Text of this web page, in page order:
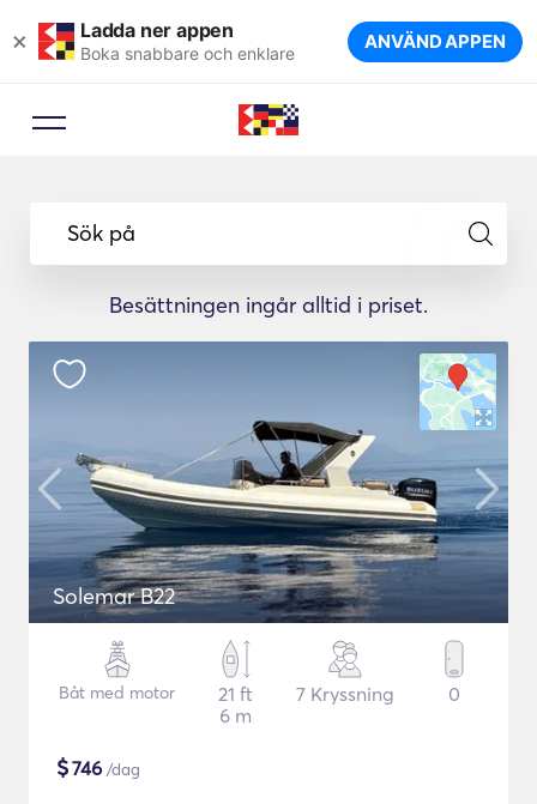
× Ladda ner appen
Boka snabbare och enklare ANVÄND APPEN
Sök på
Besättningen ingår alltid i priset.
Solemar B22
Båt med motor
21 ft
6 m
7 Kryssning 0
$746 /dag